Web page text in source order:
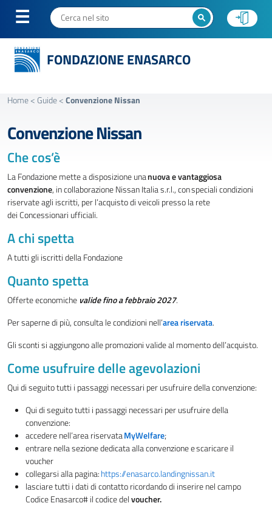
FONDAZIONE ENASARCO
Home< Guide<Convenzione Nissan
Convenzione Nissan
Che cos’è
La Fondazione mette a disposizione unanuova e vantaggiosa
convenzione, in collaborazione Nissan Italia s.r.l., con speciali condizioni
riservate agli iscritti, per l’acquisto di veicoli presso la rete
dei Concessionari ufficiali.
A chi spetta
A tutti gli iscritti della Fondazione
Quanto spetta
Offerte economiche valide fino a febbraio 2027.
Per saperne di più, consulta le condizioni nell’area riservata.
Gli sconti si aggiungono alle promozioni valide al momento dell’acquisto.
Come usufruire delle agevolazioni
Qui di seguito tutti i passaggi necessari per usufruire della convenzione:
Qui di seguito tutti i passaggi necessari per usufruire della
convenzione:
accedere nell’area riservataMyWelfare;
entrare nella sezione dedicata alla convenzione e scaricare il
voucher
collegarsi alla pagina:https://enasarco.landingnissan.it
lasciare tutti i dati di contatto ricordando di inserire nel campo
Codice Enasarco# il codice delvoucher.